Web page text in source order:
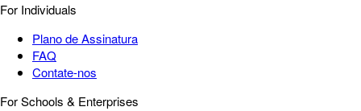
For Individuals
Plano de Assinatura
FAQ
Contate-nos
For Schools & Enterprises